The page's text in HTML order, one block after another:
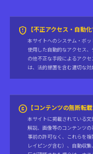
gpp_maybe 【不正アクセス・自動
本サイトへのシステム・ボ
使用した自動的なアクセス
の他不正な手段によるアク
は、法的措置を含む適切な対
copyright 【コンテンツの無断転
本サイトに掲載されている
解説、画像等のコンテンツ
事前の許可なく、これらを
レイピング含む）、自動収